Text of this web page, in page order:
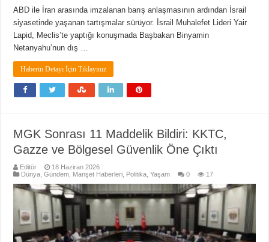
ABD ile İran arasında imzalanan barış anlaşmasının ardından İsrail
siyasetinde yaşanan tartışmalar sürüyor. İsrail Muhalefet Lideri Yair
Lapid, Meclis’te yaptığı konuşmada Başbakan Binyamin
Netanyahu’nun dış …
Haberin Detayı İçin Tıklayınız
MGK Sonrası 11 Maddelik Bildiri: KKTC,
Gazze ve Bölgesel Güvenlik Öne Çıktı
Editör
18 Haziran 2026
Dünya ,Gündem Manşet Haberleri Politika ,Yaşam 0 17